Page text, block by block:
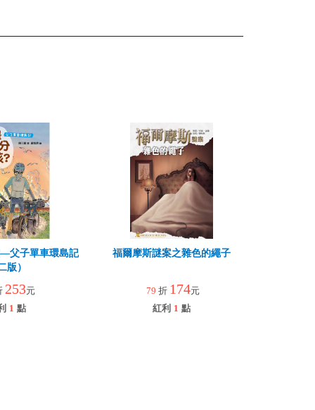
父子單車環島記
版）
253元
1 點
福爾摩斯謎案之雜色的繩子
79 折 174元
紅利 1 點